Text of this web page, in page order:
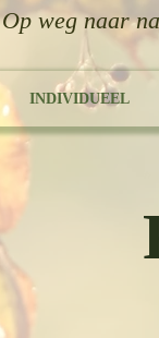
Op weg naar
INDIVIDUEEL